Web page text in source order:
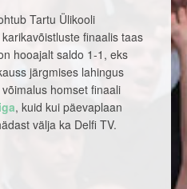
Tartu Ülikooli
finaalis taas
hooajalt saldo 1-1, eks
järgmises lahingus
homset finaali
, kuid kui päevaplaan
välja ka Delfi TV.